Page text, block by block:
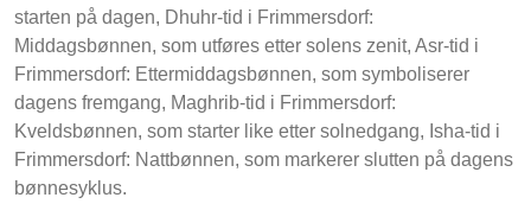
starten på dagen, Dhuhr-tid i Frimmersdorf:
Middagsbønnen, som utføres etter solens zenit, Asr-tid i
Frimmersdorf: Ettermiddagsbønnen, som symboliserer
dagens fremgang, Maghrib-tid i Frimmersdorf:
Kveldsbønnen, som starter like etter solnedgang, Isha-tid i
Frimmersdorf: Nattbønnen, som markerer slutten på dagens
bønnesyklus.